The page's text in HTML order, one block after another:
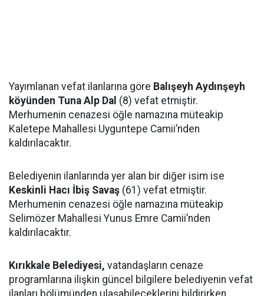
Yayımlanan vefat ilanlarına göre Balışeyh Aydınşeyh
köyünden Tuna Alp Dal (8) vefat etmiştir.
Merhumenin cenazesi öğle namazına müteakip
Kaletepe Mahallesi Uyguntepe Camii’nden
kaldırılacaktır.
Belediyenin ilanlarında yer alan bir diğer isim ise
Keskinli Hacı İbiş Savaş (61) vefat etmiştir.
Merhumenin cenazesi öğle namazına müteakip
Selimözer Mahallesi Yunus Emre Camii’nden
kaldırılacaktır.
Kırıkkale Belediyesi, vatandaşların cenaze
programlarına ilişkin güncel bilgilere belediyenin vefat